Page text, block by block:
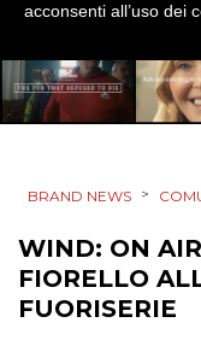
DATI
NORMATIVE
BRAND NEWS >
WIND: ON
FIORELLO
FUORISERIE
acconsenti all’uso dei